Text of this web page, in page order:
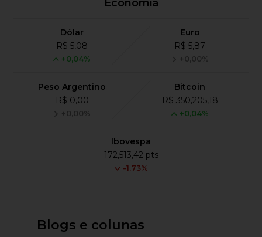
Economia
Dólar
R$ 5,08
+0,04%
Euro
R$ 5,87
+0,00%
Peso Argentino
R$ 0,00
+0,00%
Bitcoin
R$ 350,205,18
+0,04%
Ibovespa
172,513,42 pts
-1.73%
Blogs e colunas